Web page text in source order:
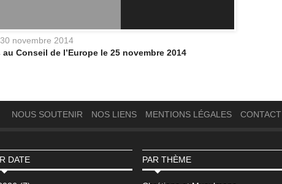
30 novembre 2014
Conseil de l’Europe le 25 novembre 2014
NOUS SOUTENIR NOS LIENS MENTIONS LÉGALES CONTACT
DATE PAR THÈME